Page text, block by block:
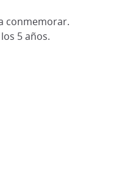
conmemorar.
5 años.